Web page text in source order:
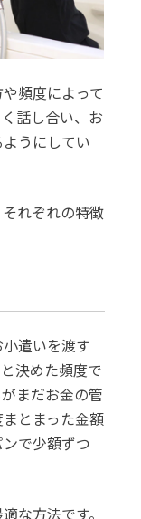
頻度によって
話し合い、お
うにしてい
れぞれの特徴
遣いを渡す
決めた頻度で
まだお金の管
とまった金額
で少額ずつ
な方法です。